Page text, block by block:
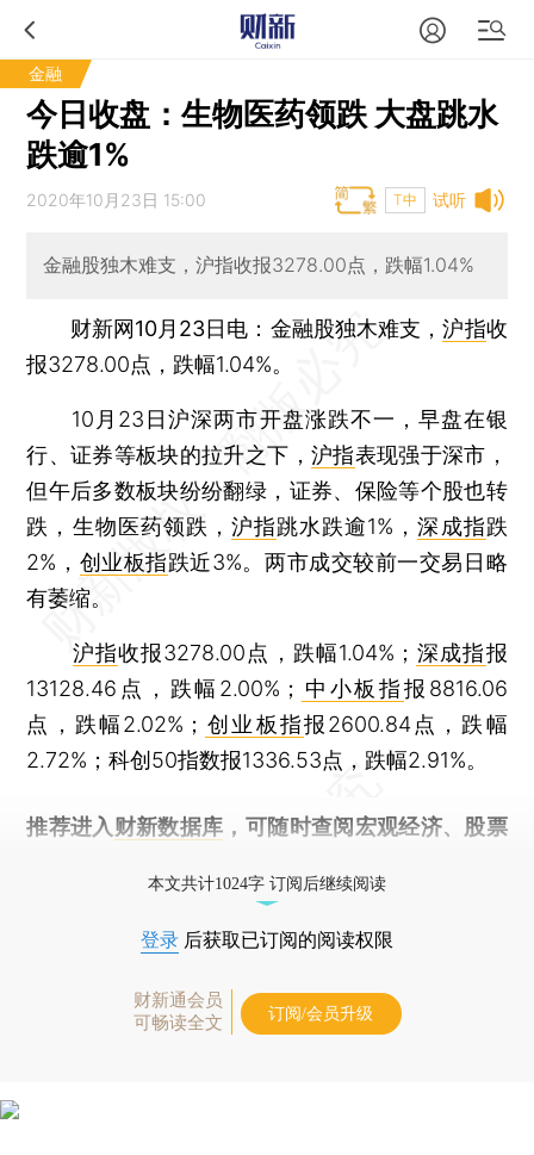
金融
今日收盘：生物医药领跌 大盘跳水
跌逾1%
试听
2020年10月23日 15:00 T中
金融股独木难支，沪指收报3278.00点，跌幅1.04%
财新网10月23日电 ：金融股独木难支，沪指收
报3278.00点，跌幅1.04%。
10月23日沪深两市开盘涨跌不一，早盘在银
行、证券等板块的拉升之下， 沪指表现强于深市，
但午后多数板块纷纷翻绿，证券、保险等个股也转
跌，生物医药领跌， 沪指跳水跌逾1%，深成指跌
2%， 创业板指跌近3%。两市成交较前一交易日略
有萎缩。
沪指收报3278.00点，跌幅1.04%； 深成指报
13128.46点，跌幅2.00%； 中小板指报8816.06
点，跌幅2.02%； 创业板指报2600.84点，跌幅
2.72%；科创50指数报1336.53点，跌幅2.91%。
推荐进入 财新数据库 ，可随时查阅宏观经济、股票
本文共计1024字 订阅后继续阅读
登录 后获取已订阅的阅读权限
财新通会员
可畅读全文
订阅/会员升级